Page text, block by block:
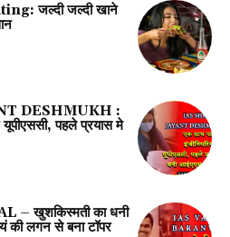
जल्दी जल्दी खाने
DESHMUKH :
पहले प्रयास मे
– खुशकिस्मती का धनी
की लगन से बना टॉपर